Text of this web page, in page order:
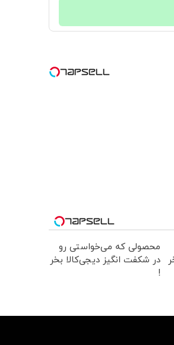
محصولی که می‌خواستی رو
در شکفت انگیز دیجی‌کالا بخر
!